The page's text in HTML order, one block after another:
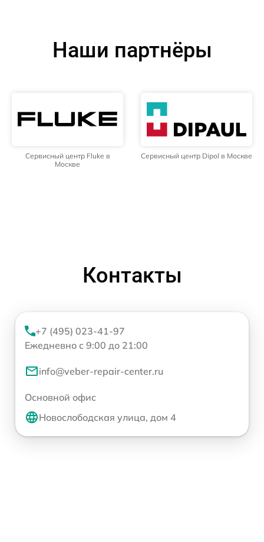
Наши партнёры
Сервисный центр Fluke в
Москве
Сервисный центр Dipol в Москве
Контакты
+7 (495) 023-41-97
Ежедневно с 9:00 до 21:00
info@veber-repair-center.ru
Основной офис
Новослободская улица, дом 4